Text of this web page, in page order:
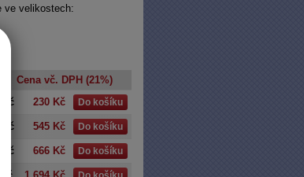
ve velikostech:
Cena vč. DPH (21%)
Kč 230 Kč Do košíku
Kč 545 Kč Do košíku
Kč 666 Kč Do košíku